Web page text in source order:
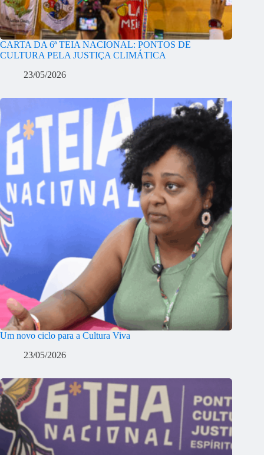
CARTA DA 6ª TEIA NACIONAL: PONTOS DE
CULTURA PELA JUSTIÇA CLIMÁTICA
23/05/2026
Um novo ciclo para a Cultura Viva
23/05/2026